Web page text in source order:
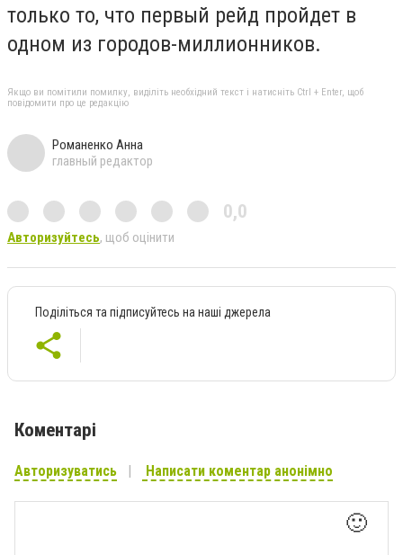
только то, что первый рейд пройдет в
одном из городов-миллионников.
Якщо ви помітили помилку, виділіть необхідний текст і натисніть Ctrl + Enter, щоб
повідомити про це редакцію
Романенко Анна
главный редактор
0,0
Авторизуйтесь, щоб оцінити
Поділіться та підписуйтесь на наші джерела
Коментарі
Авторизуватись Написати коментар анонімно
🙂